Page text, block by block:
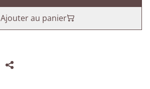
Ajouter au panier